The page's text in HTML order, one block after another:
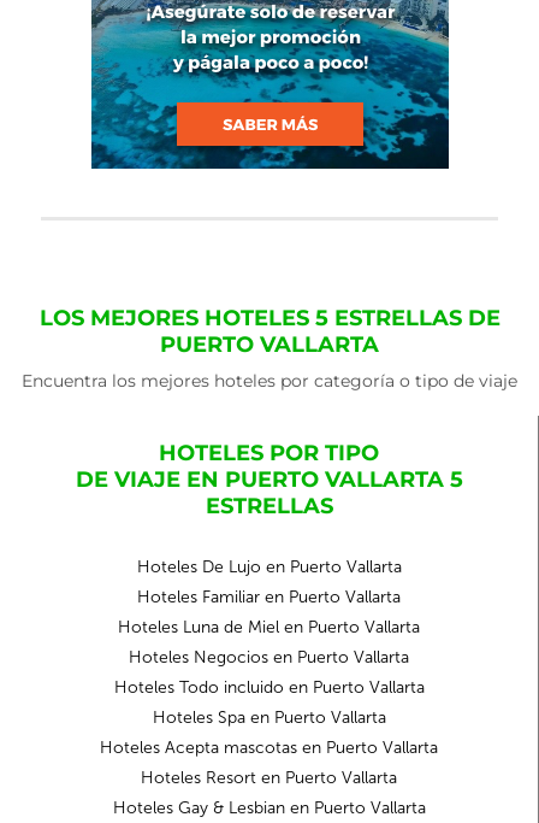
LOS MEJORES HOTELES 5 ESTRELLAS DE
PUERTO VALLARTA
Encuentra los mejores hoteles por categoría o tipo de viaje
HOTELES POR TIPO
DE VIAJE EN PUERTO VALLARTA 5
ESTRELLAS
Hoteles De Lujo en Puerto Vallarta
Hoteles Familiar en Puerto Vallarta
Hoteles Luna de Miel en Puerto Vallarta
Hoteles Negocios en Puerto Vallarta
Hoteles Todo incluido en Puerto Vallarta
Hoteles Spa en Puerto Vallarta
Hoteles Acepta mascotas en Puerto Vallarta
Hoteles Resort en Puerto Vallarta
Hoteles Gay & Lesbian en Puerto Vallarta